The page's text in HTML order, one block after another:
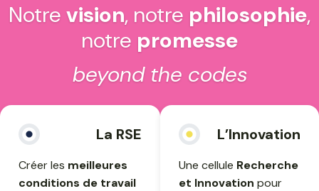
Notre vision, notre philosophie,
notre promesse
beyond the codes
La RSE
Créer les meilleures
conditions de travail
L’Innovation
Une cellule Recherche
et Innovation pour